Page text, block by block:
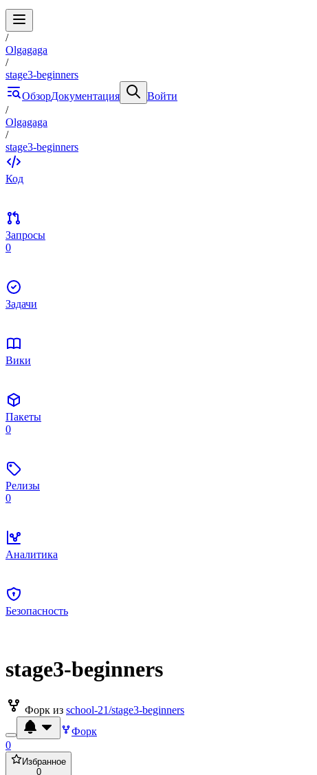
/
Olgagaga
/
stage3-beginners
ОбзорДокументация
Войти
/
Olgagaga
/
stage3-beginners
Код
Запросы
0
Задачи
Вики
Пакеты
0
Релизы
0
Аналитика
Безопасность
stage3-beginners
Форк из school-21/stage3-beginners
Форк
0
Избранное
0